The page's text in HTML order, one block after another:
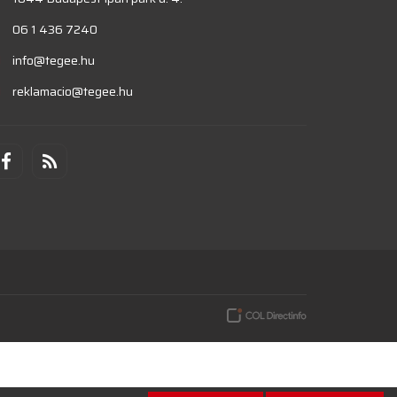
06 1 436 7240
info@tegee.hu
reklamacio@tegee.hu